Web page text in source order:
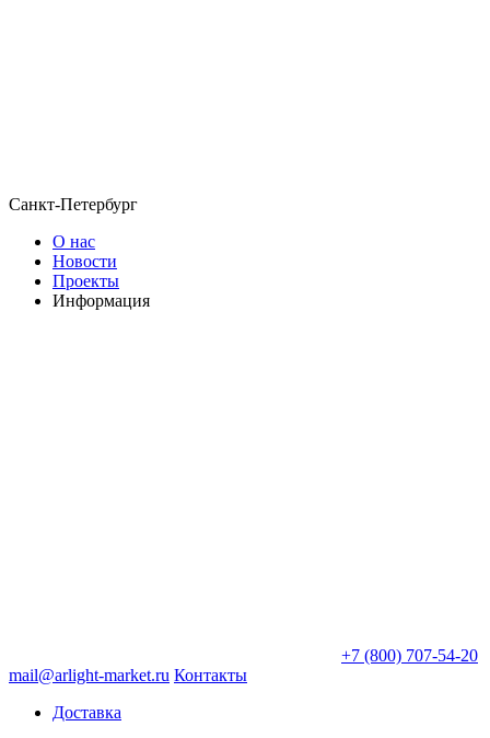
Санкт-Петербург
О нас
Новости
Проекты
Информация
+7 (800) 707-54-20
mail@arlight-market.ru Контакты
Доставка